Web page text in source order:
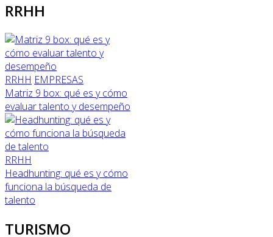
RRHH
RRHH EMPRESAS
Matriz 9 box: qué es y cómo
evaluar talento y desempeño
RRHH
Headhunting: qué es y cómo
funciona la búsqueda de
talento
TURISMO